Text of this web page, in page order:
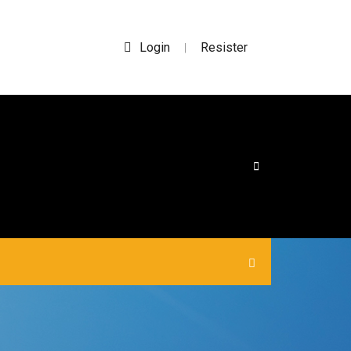
Login | Resister